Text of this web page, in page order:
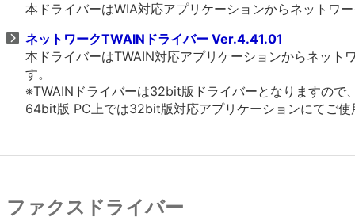
本ドライバーはWIA対応アプリケーションからネットワ
ネットワークTWAINドライバー Ver.4.41.01
本ドライバーはTWAIN対応アプリケーションからネッ
す。
※TWAINドライバーは32bit版ドライバーとなりますの
64bit版 PC上では32bit版対応アプリケーションにてご使
ファクスドライバー